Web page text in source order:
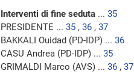
Interventi di fine seduta ... 35
PRESIDENTE ... 35 , 36 , 37
BAKKALI Ouidad (PD-IDP) ... 36
CASU Andrea (PD-IDP) ... 35
GRIMALDI Marco (AVS) ... 36 , 37